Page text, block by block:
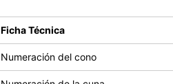
Ficha Técnica
Numeración del cono